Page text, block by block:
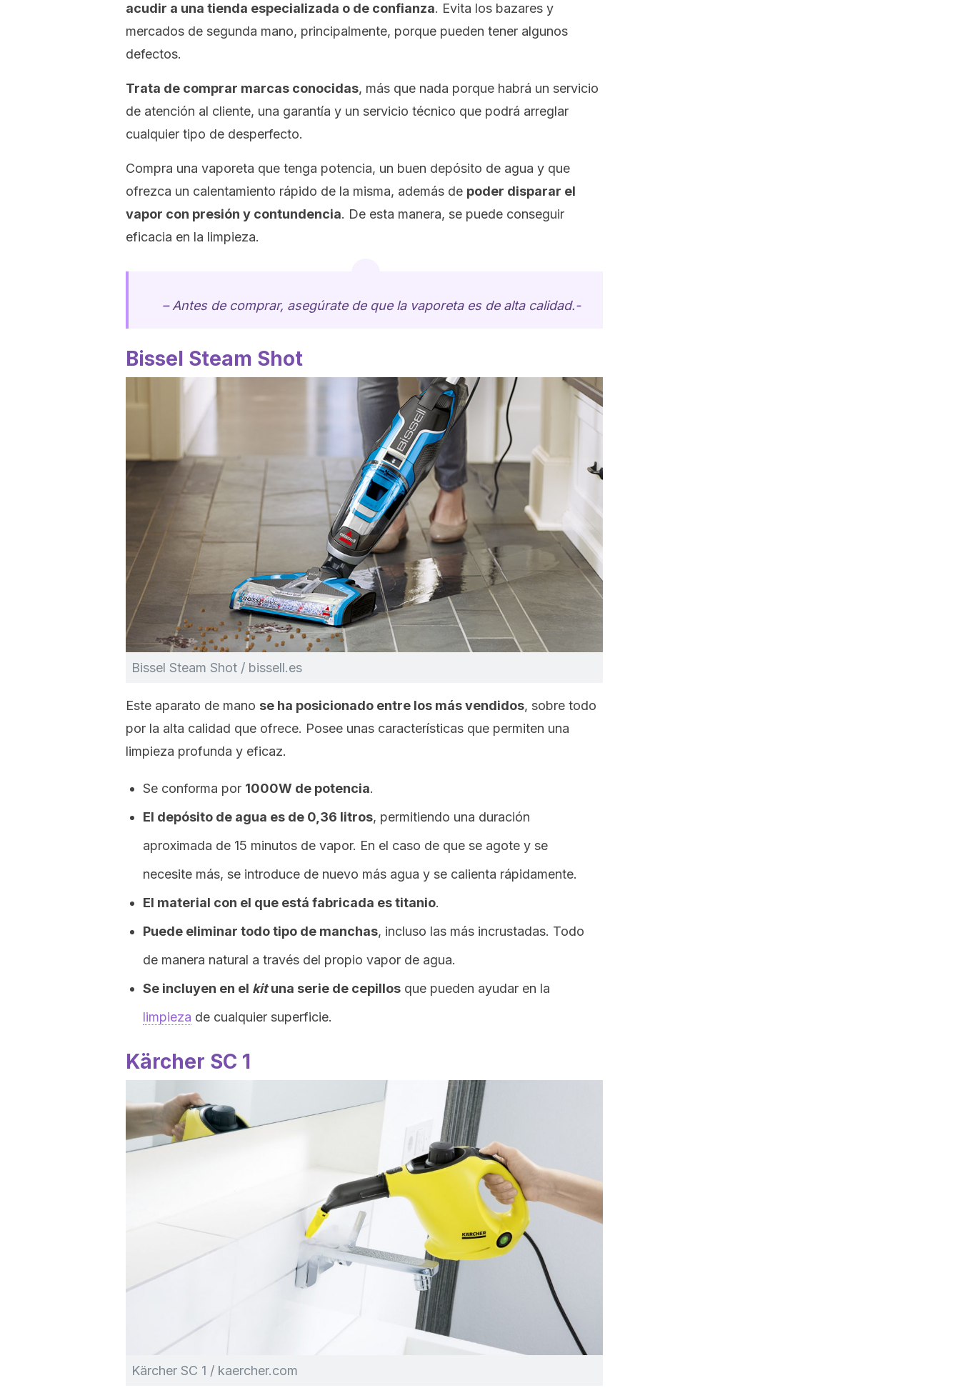
acudir a una tienda especializada o de confianza. Evita los bazares y
mercados de segunda mano, principalmente, porque pueden tener algunos
defectos.
Trata de comprar marcas conocidas, más que nada porque habrá un servicio
de atención al cliente, una garantía y un servicio técnico que podrá arreglar
cualquier tipo de desperfecto.
Compra una vaporeta que tenga potencia, un buen depósito de agua y que
ofrezca un calentamiento rápido de la misma, además de poder disparar el
vapor con presión y contundencia. De esta manera, se puede conseguir
eficacia en la limpieza.
– Antes de comprar, asegúrate de que la vaporeta es de alta calidad.-
Bissel Steam Shot
Bissel Steam Shot / bissell.es
Este aparato de mano se ha posicionado entre los más vendidos, sobre todo
por la alta calidad que ofrece. Posee unas características que permiten una
limpieza profunda y eficaz.
Se conforma por 1000W de potencia.
El depósito de agua es de 0,36 litros, permitiendo una duración
aproximada de 15 minutos de vapor. En el caso de que se agote y se
necesite más, se introduce de nuevo más agua y se calienta rápidamente.
El material con el que está fabricada es titanio.
Puede eliminar todo tipo de manchas, incluso las más incrustadas. Todo
de manera natural a través del propio vapor de agua.
Se incluyen en el kituna serie de cepillos que pueden ayudar en la
limpieza de cualquier superficie.
Kärcher SC 1
Kärcher SC 1 / kaercher.com